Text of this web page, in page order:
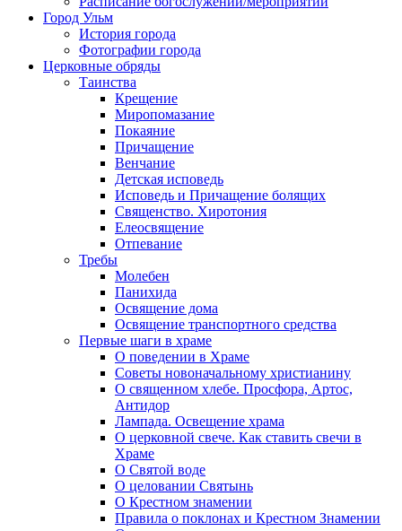
Город Ульм
История города
Фотографии города
Церковные обряды
Таинства
Крещение
Миропомазание
Покаяние
Причащение
Венчание
Детская исповедь
Исповедь и Причащение болящих
Священство. Хиротония
Елеосвящение
Отпевание
Требы
Молебен
Панихида
Освящение дома
Освящение транспортного средства
Первые шаги в храме
О поведении в Храме
Советы новоначальному христианину
О священном хлебе. Просфора, Артос,
Антидор
Лампада. Освещение храма
О церковной свече. Как ставить свечи в
Храме
О Святой воде
О целовании Святынь
О Крестном знамении
Правила о поклонах и Крестном Знамении